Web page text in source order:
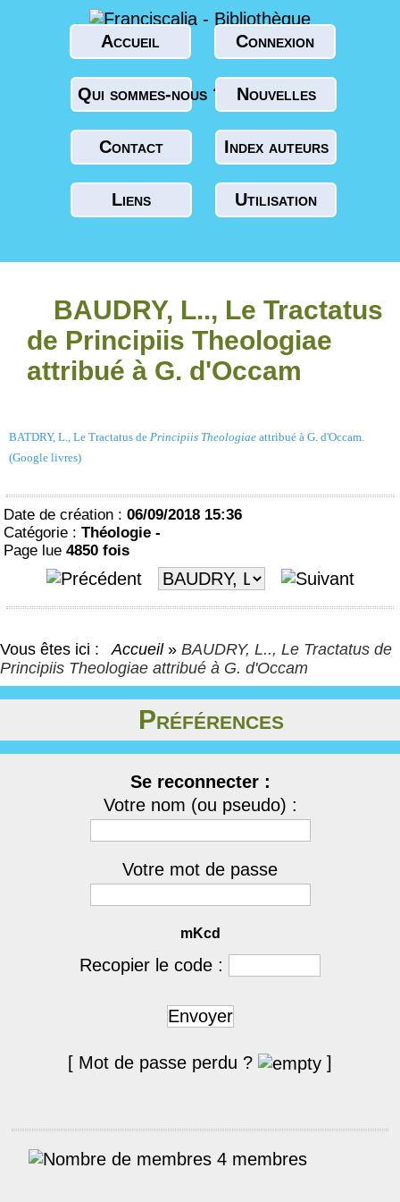
Accueil Connexion
Qui sommes-nous ? Nouvelles
Contact Index auteurs
Liens Utilisation
BAUDRY, L.., Le Tractatus
de Principiis Theologiae
attribué à G. d'Occam
BATDRY, L., Le Tractatus de Principiis Theologiae attribué à G. d'Occam.
(Google livres)
Date de création : 06/09/2018 15:36
Catégorie : Théologie -
Page lue 4850 fois
Vous êtes ici : Accueil » BAUDRY, L.., Le Tractatus de
Principiis Theologiae attribué à G. d'Occam
Préférences
Se reconnecter :
Votre nom (ou pseudo) :
Votre mot de passe
mKcd
Recopier le code :
Envoyer
[ Mot de passe perdu ? ]
4 membres